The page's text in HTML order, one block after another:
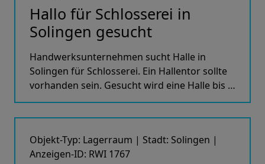
Hallo für Schlosserei in
Solingen gesucht
Handwerksunternehmen sucht Halle in
Solingen für Schlosserei. Ein Hallentor sollte
vorhanden sein. Gesucht wird eine Halle bis …
Objekt-Typ: Lagerraum | Stadt: Solingen |
Anzeigen-ID: RWI 1767